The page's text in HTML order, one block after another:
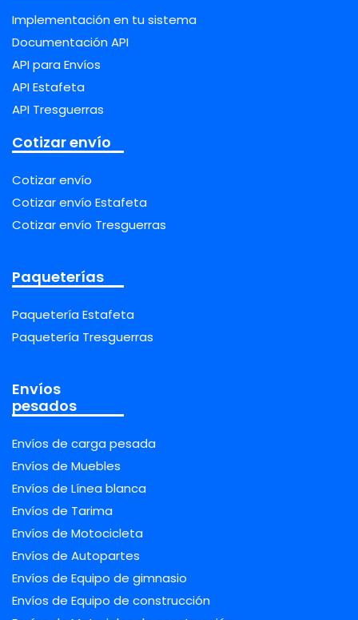
Implementación en tu sistema
Documentación API
API para Envíos
API Estafeta
API Tresguerras
Cotizar envío
Cotizar envío
Cotizar envío Estafeta
Cotizar envío Tresguerras
Paqueterías
Paquetería Estafeta
Paquetería Tresguerras
Envíos
pesados
Envíos de carga pesada
Envíos de Muebles
Envíos de Línea blanca
Envíos de Tarima
Envíos de Motocicleta
Envíos de Autopartes
Envíos de Equipo de gimnasio
Envíos de Equipo de construcción